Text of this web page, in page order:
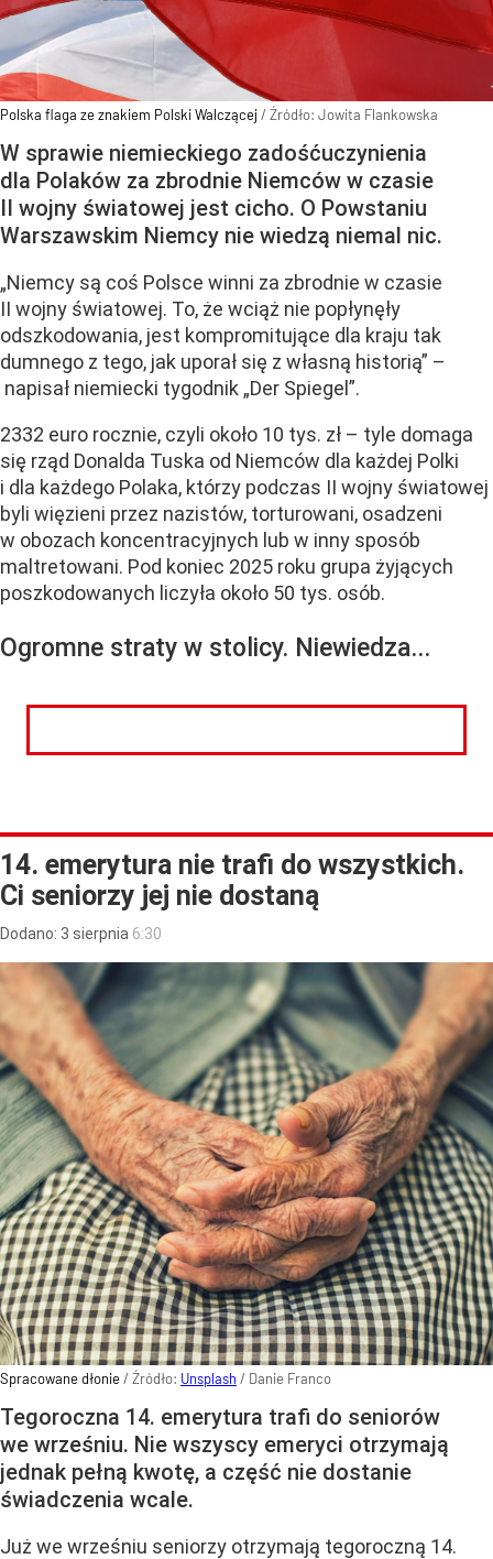
Polska flaga ze znakiem Polski Walczącej/ Źródło: Jowita Flankowska
W sprawie niemieckiego zadośćuczynienia
dla Polaków za zbrodnie Niemców w czasie
II wojny światowej jest cicho. O Powstaniu
Warszawskim Niemcy nie wiedzą niemal nic.
„Niemcy są coś Polsce winni za zbrodnie w czasie
II wojny światowej. To, że wciąż nie popłynęły
odszkodowania, jest kompromitujące dla kraju tak
dumnego z tego, jak uporał się z własną historią” –
napisał niemiecki tygodnik „Der Spiegel”.
2332 euro rocznie, czyli około 10 tys. zł – tyle domaga
się rząd Donalda Tuska od Niemców dla każdej Polki
i dla każdego Polaka, którzy podczas II wojny światowej
byli więzieni przez nazistów, torturowani, osadzeni
w obozach koncentracyjnych lub w inny sposób
maltretowani. Pod koniec 2025 roku grupa żyjących
poszkodowanych liczyła około 50 tys. osób.
Ogromne straty w stolicy. Niewiedza...
14. emerytura nie trafi do wszystkich.
Ci seniorzy jej nie dostaną
Dodano: 3 sierpnia 6:30
Spracowane dłonie/ Źródło: Unsplash / Danie Franco
Tegoroczna 14. emerytura trafi do seniorów
we wrześniu. Nie wszyscy emeryci otrzymają
jednak pełną kwotę, a część nie dostanie
świadczenia wcale.
Już we wrześniu seniorzy otrzymają tegoroczną 14.